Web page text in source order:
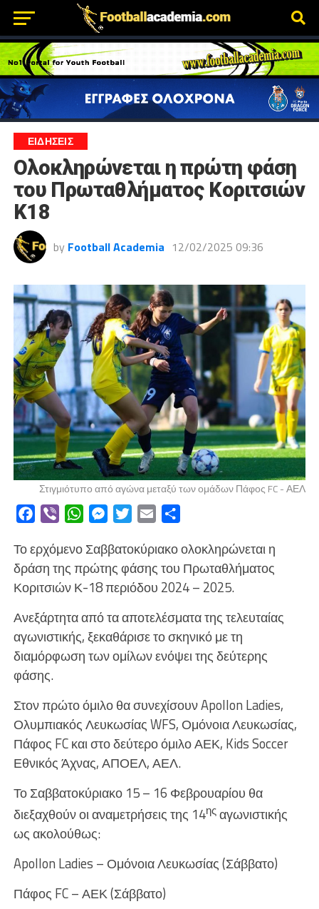
ΕΙΔΗΣΕΙΣ
Ολοκληρώνεται η πρώτη φάση
του Πρωταθλήματος Κοριτσιών
Κ18
by Football Academia 12/02/2025 09:36
Στιγμιότυπο από αγώνα μεταξύ των ομάδων Πάφος FC - ΑΕΛ
Facebook
Viber WhatsAppMessengerTwitterEmail
Το ερχόμενο Σαββατοκύριακο ολοκληρώνεται η
δράση της πρώτης φάσης του Πρωταθλήματος
Κοριτσιών Κ-18 περιόδου 2024 – 2025.
Ανεξάρτητα από τα αποτελέσματα της τελευταίας
αγωνιστικής, ξεκαθάρισε το σκηνικό με τη
διαμόρφωση των ομίλων ενόψει της δεύτερης
φάσης.
Στον πρώτο όμιλο θα συνεχίσουν Apollon Ladies,
Ολυμπιακός Λευκωσίας WFS, Ομόνοια Λευκωσίας,
Πάφος FC και στο δεύτερο όμιλο ΑΕΚ, Kids Soccer
Εθνικός Άχνας, ΑΠΟΕΛ, ΑΕΛ.
Το Σαββατοκύριακο 15 – 16 Φεβρουαρίου θα
διεξαχθούν οι αναμετρήσεις της 14ηςαγωνιστικής
ως ακολούθως:
Apollon Ladies – Ομόνοια Λευκωσίας (Σάββατο)
Πάφος FC – ΑΕΚ (Σάββατο)